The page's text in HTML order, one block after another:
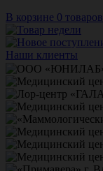
В корзине 0 товаров
Наши клиенты